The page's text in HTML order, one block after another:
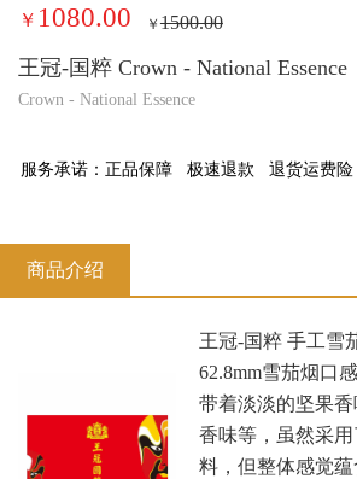
￥ 1080.00 ￥1500.00
王冠-国粹 Crown - National Essence
Crown - National Essence
服务承诺： 正品保障 极速退款 退货运费险
商品介绍
王冠-国粹 手工雪
62.8mm雪茄烟口
带着淡淡的坚果
香味等，虽然采
料，但整体感觉